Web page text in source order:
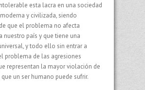
esta lacra en una sociedad
y civilizada, siendo
que el problema no afecta
nuestro país y que tiene una
y todo ello sin entrar a
problema de las agresiones
representan la mayor violación de
un ser humano puede sufrir.